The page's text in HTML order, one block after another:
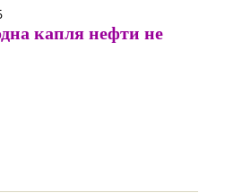
капля нефти не